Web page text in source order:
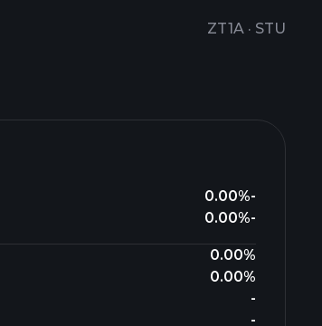
ZT1A · STU
0.00%-
0.00%-
0.00%
0.00%
-
-